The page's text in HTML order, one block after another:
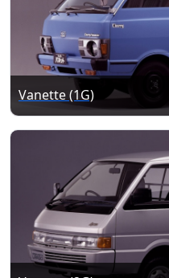
Vanette (1G)